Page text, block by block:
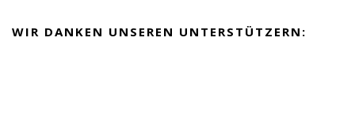
WIR DANKEN UNSEREN UNTERSTÜTZERN: